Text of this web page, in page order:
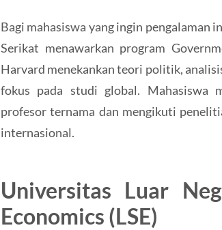
Bagi mahasiswa yang ingin
Serikat menawarkan program
Harvard menekankan teori politik,
fokus pada studi global. Mahasiswa
profesor ternama dan mengikuti
internasional.
Universitas Luar
Economics (LSE)